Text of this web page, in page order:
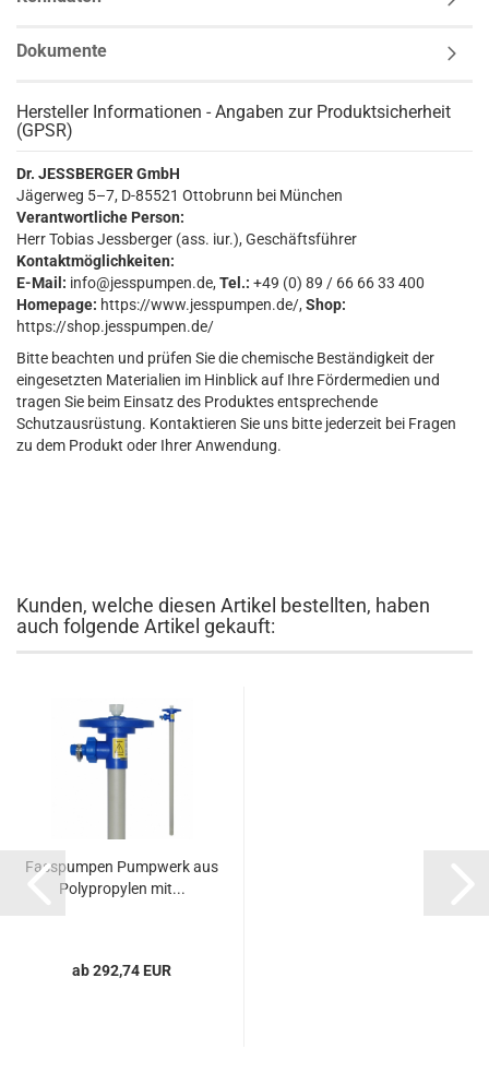
Dokumente
Hersteller Informationen - Angaben zur Produktsicherheit
(GPSR)
Dr. JESSBERGER GmbH
Jägerweg 5–7, D-85521 Ottobrunn bei München
Verantwortliche Person:
Herr Tobias Jessberger (ass. iur.), Geschäftsführer
Kontaktmöglichkeiten:
E-Mail: info@jesspumpen.de, Tel.: +49 (0) 89 / 66 66 33 400
Homepage: https://www.jesspumpen.de/, Shop:
https://shop.jesspumpen.de/
Bitte beachten und prüfen Sie die chemische Beständigkeit der
eingesetzten Materialien im Hinblick auf Ihre Fördermedien und
tragen Sie beim Einsatz des Produktes entsprechende
Schutzausrüstung. Kontaktieren Sie uns bitte jederzeit bei Fragen
zu dem Produkt oder Ihrer Anwendung.
Kunden, welche diesen Artikel bestellten, haben
auch folgende Artikel gekauft:
Fas­s­pum­pen Pump­werk aus
Po­ly­pro­py­len mit...
ab 292,74 EUR